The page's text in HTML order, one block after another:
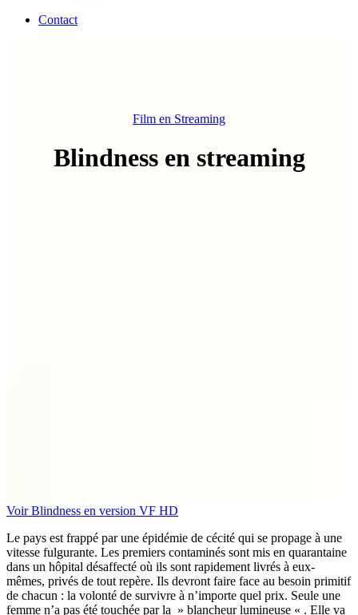
Contact
Film en Streaming
Blindness en streaming
Voir Blindness en version VF HD
Le pays est frappé par une épidémie de cécité qui se propage à une
vitesse fulgurante. Les premiers contaminés sont mis en quarantaine
dans un hôpital désaffecté où ils sont rapidement livrés à eux-
mêmes, privés de tout repère. Ils devront faire face au besoin primitif
de chacun : la volonté de survivre à n’importe quel prix. Seule une
femme n’a pas été touchée par la » blancheur lumineuse « . Elle va